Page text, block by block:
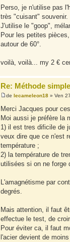
Perso, je n'utilise pas
très "cuisant" souvenir.
J'utilise le "goop",
Pour les petites
autour de 60°.
voilà, voilà... my 2 €
Re: Méthode
de lecameleon18» Ven
Merci Jacques pour
Moi aussi je préfère la
1) il est tres dificile de
veux dire que ce n'est
température ;
2) la température de
utilisées si on ne forge
L'amagnétisme par
degrés.
Mais attention, il faut
effectue le test, de
Pour éviter ca, il faut
l'acier devient de